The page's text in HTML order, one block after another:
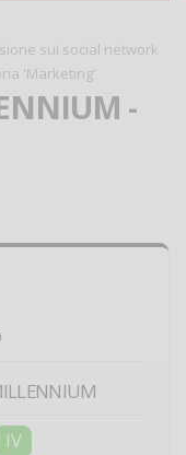
sui social network
'Marketing'
-
IV